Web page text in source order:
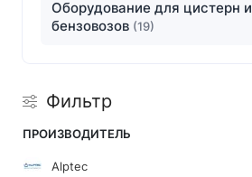
Оборудование для цистерн и
бензовозов (19)
Фильтр
ПРОИЗВОДИТЕЛЬ
Alptec